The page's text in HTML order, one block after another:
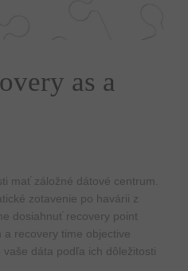
as a
mať záložné dátové centrum.
zotavenie po havárii z
dosiahnuť recovery point
a recovery time objective
dáta podľa ich dôležitosti